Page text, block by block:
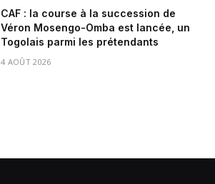
CAF : la course à la succession de
Véron Mosengo-Omba est lancée, un
Togolais parmi les prétendants
4 AOÛT 2026